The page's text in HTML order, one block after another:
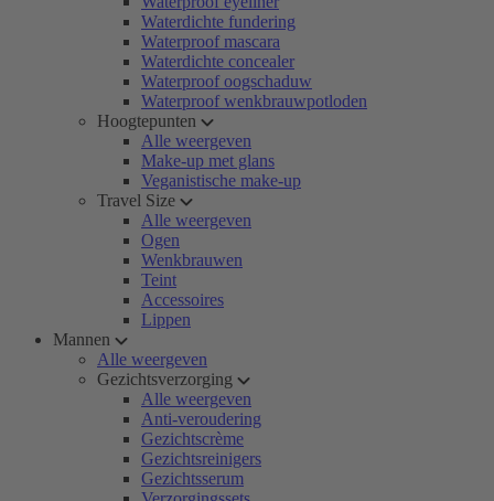
Waterdichte fundering
Waterproof mascara
Waterdichte concealer
Waterproof oogschaduw
Waterproof wenkbrauwpotloden
Hoogtepunten
Alle weergeven
Make-up met glans
Veganistische make-up
Travel Size
Alle weergeven
Ogen
Wenkbrauwen
Teint
Accessoires
Lippen
Mannen
Alle weergeven
Gezichtsverzorging
Alle weergeven
Anti-veroudering
Gezichtscrème
Gezichtsreinigers
Gezichtsserum